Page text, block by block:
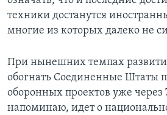
техники достанутся
многие из которых далеко не
При нынешних темпах
обогнать Соединенные Штаты
оборонных проектов уже через
напоминаю, идет о